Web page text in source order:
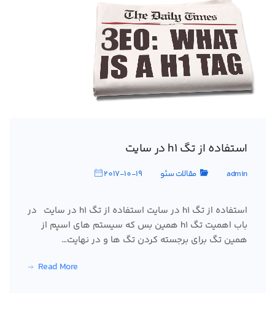
استفاده از تگ h1 در سایت
admin مقالات سئو 2017-10-19
استفاده از تگ h1 در سایت استفاده از تگ h1 در سایت در
باب اهمیت تگ h1 همین بس که سیستم های اسپم از
همین تگ برای برجسته کردن تگ ها و در نهایت…
Read More